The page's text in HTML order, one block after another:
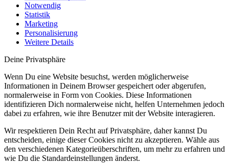
Notwendig
Statistik
Marketing
Personalisierung
Weitere Details
Deine Privatsphäre
Wenn Du eine Website besuchst, werden möglicherweise
Informationen in Deinem Browser gespeichert oder abgerufen,
normalerweise in Form von Cookies. Diese Informationen
identifizieren Dich normalerweise nicht, helfen Unternehmen jedoch
dabei zu erfahren, wie ihre Benutzer mit der Website interagieren.
Wir respektieren Dein Recht auf Privatsphäre, daher kannst Du
entscheiden, einige dieser Cookies nicht zu akzeptieren. Wähle aus
den verschiedenen Kategorieüberschriften, um mehr zu erfahren und
wie Du die Standardeinstellungen änderst.